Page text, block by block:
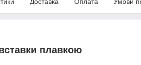
плавкою